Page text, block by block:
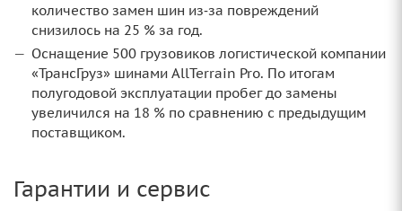
количество замен шин из‑за повреждений
снизилось на 25 % за год.
Оснащение 500 грузовиков логистической компании
«ТрансГруз» шинами AllTerrain Pro. По итогам
полугодовой эксплуатации пробег до замены
увеличился на 18 % по сравнению с предыдущим
поставщиком.
Гарантии и сервис